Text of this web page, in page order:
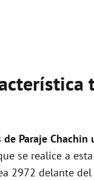
Paraje
se realice a
2972 delante